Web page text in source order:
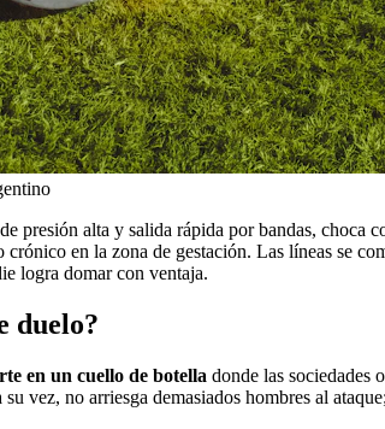
alta y salida rápida por bandas, choca
en la zona de gestación. Las líneas se
logra domar con ventaja.
duelo?
en un cuello de botella donde las sociedades
vez, no arriesga demasiados hombres al